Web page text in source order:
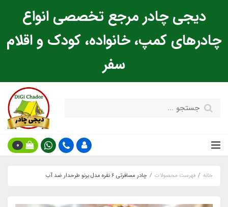
دیجی چادر مرجع تخصصی انواع
چادرهای کمپ، خانواده، کودک و اقلام
سفر
0
خانه فهرست محصولات چادر مسافرتی 6 نفره مدل برنو طرحدار ضد آب